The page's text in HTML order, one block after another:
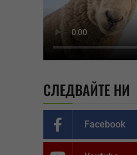
СЛЕДВАЙТЕ НИ
Facebook